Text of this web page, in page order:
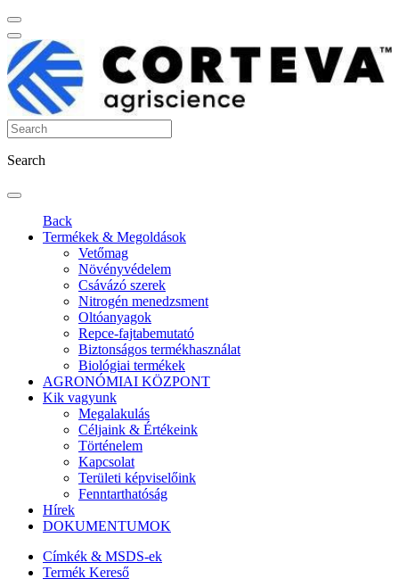
Search
Back
Termékek & Megoldások
Vetőmag
Növényvédelem
Csávázó szerek
Nitrogén menedzsment
Oltóanyagok
Repce-fajtabemutató
Biztonságos termékhasználat
Biológiai termékek
AGRONÓMIAI KÖZPONT
Kik vagyunk
Megalakulás
Céljaink & Értékeink
Történelem
Kapcsolat
Területi képviselőink
Fenntarthatóság
Hírek
DOKUMENTUMOK
Címkék & MSDS-ek
Termék Kereső